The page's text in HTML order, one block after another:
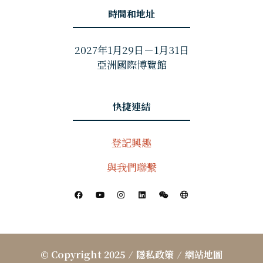
時間和地址
2027年1月29日－1月31日
亞洲國際博覽館
快捷連結
登記興趣
與我們聯繫
© Copyright 2025 隱私政策 網站地圖